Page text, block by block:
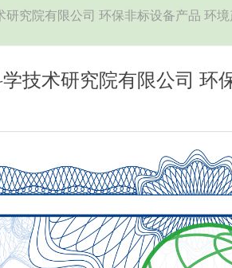
技术研究院有限公司 环
究院有限公司 环保非标设备产品 环境